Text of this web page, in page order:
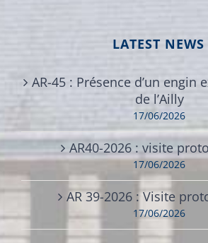
LATEST NEWS
AR-45 : Présence d’un engin
de l’Ailly
17/06/2026
AR40-2026 : visite
17/06/2026
AR 39-2026 : Visite
17/06/2026